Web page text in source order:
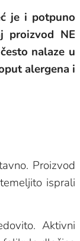
je i potpuno
proizvod NE
nalaze u
alergena i
Proizvod
isprali
Aktivni